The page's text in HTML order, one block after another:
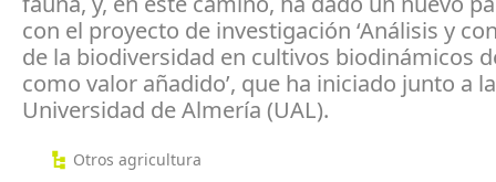
con el proyecto de investigación ‘Análisis y
de la biodiversidad en cultivos biodinámicos
como valor añadido’, que ha iniciado junto a la
Universidad de Almería (UAL).
Otros agricultura